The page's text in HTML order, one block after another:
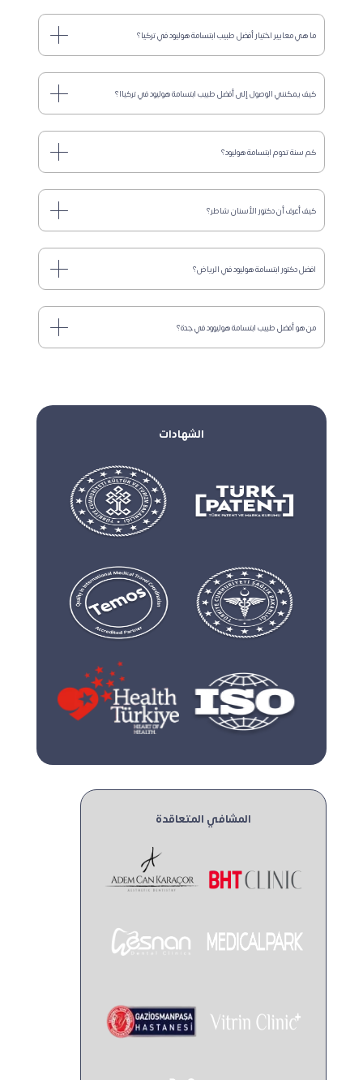
ما هي معايير اختيار أفضل طبيب ابتسامة هوليود في تركيا؟
كيف يمكنني الوصول إلى أفضل طبيب ابتسامة هوليود في تركياا؟
كم سنة تدوم ابتسامة هوليود؟
كيف أعرف أن دكتور الأسنان شاطر؟
افضل دكتور ابتسامة هوليود في الرياض؟
من هو أفضل طبيب ابتسامة هوليوود في جدة؟
المشافي المتعاقدة
الشهادات